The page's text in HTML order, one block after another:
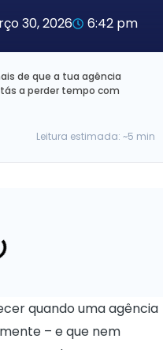
30, 2026 6:42 pm
de que a tua agência
a perder tempo com
Leitura estimada: ~5 min
quando uma agência
– e que nem